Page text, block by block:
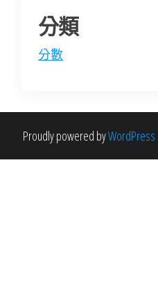
分類
分數
Proudly powered byWordPress